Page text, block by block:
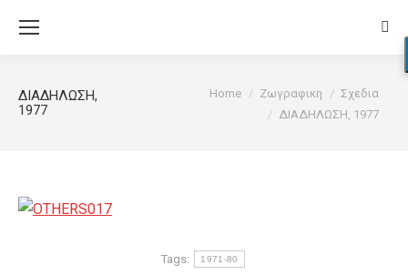
ΔΙΑΔΗΛΩΣΗ,
1977
Home Ζωγραφικη
Σχεδια
ΔΙΑΔΗΛΩΣΗ, 1977
Tags: 1971-80